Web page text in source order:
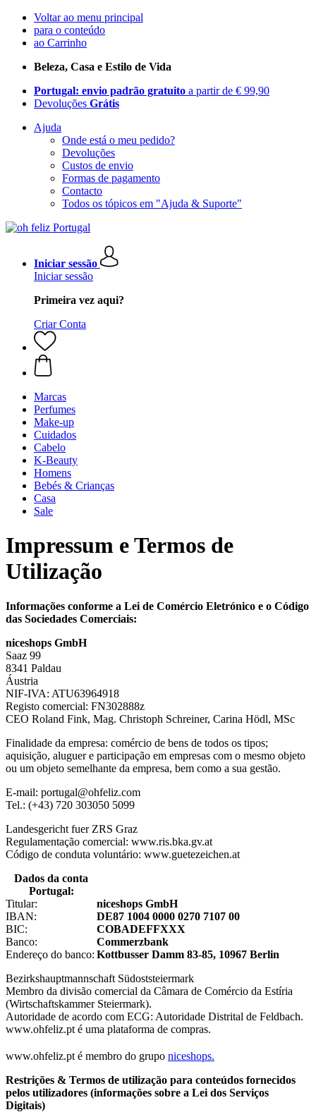
Voltar ao menu principal
para o conteúdo
ao Carrinho
Beleza, Casa e Estilo de Vida
Portugal: envio padrão gratuito a partir de € 99,90
Devoluções Grátis
Ajuda
Onde está o meu pedido?
Devoluções
Custos de envio
Formas de pagamento
Contacto
Todos os tópicos em "Ajuda & Suporte"
Iniciar sessão
Iniciar sessão
Primeira vez aqui?
Criar Conta
Marcas
Perfumes
Make-up
Cuidados
Cabelo
K-Beauty
Homens
Bebés & Crianças
Casa
Sale
Impressum e Termos de
Utilização
Informações conforme a Lei de Comércio Eletrónico e o Código
das Sociedades Comerciais:
niceshops GmbH
Saaz 99
8341 Paldau
Áustria
NIF-IVA: ATU63964918
Registo comercial: FN302888z
CEO Roland Fink, Mag. Christoph Schreiner, Carina Hödl, MSc
Finalidade da empresa: comércio de bens de todos os tipos;
aquisição, aluguer e participação em empresas com o mesmo objeto
ou um objeto semelhante da empresa, bem como a sua gestão.
E-mail: portugal@ohfeliz.com
Tel.: (+43) 720 303050 5099
Landesgericht fuer ZRS Graz
Regulamentação comercial: www.ris.bka.gv.at
Código de conduta voluntário: www.guetezeichen.at
Dados da conta
Portugal:
Titular:
niceshops GmbH
IBAN:
DE87 1004 0000 0270 7107 00
BIC:
COBADEFFXXX
Banco:
Commerzbank
Endereço do banco: Kottbusser Damm 83-85, 10967 Berlin
Bezirkshauptmannschaft Südoststeiermark
Membro da divisão comercial da Câmara de Comércio da Estíria
(Wirtschaftskammer Steiermark).
Autoridade de acordo com ECG: Autoridade Distrital de Feldbach.
www.ohfeliz.pt é uma plataforma de compras.
www.ohfeliz.pt é membro do grupo niceshops.
Restrições & Termos de utilização para conteúdos fornecidos
pelos utilizadores (informações sobre a Lei dos Serviços
Digitais)